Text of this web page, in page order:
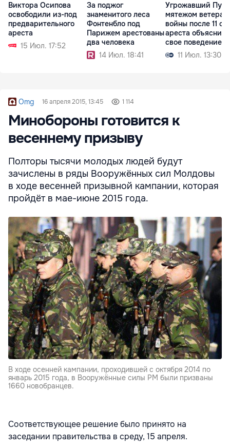
Виктора Осипова
освободили из-под
предварительного
ареста
15 Июл. 17:52
За поджог
знаменитого леса
Фонтенбло под
Парижем арестованы
два человека
14 Июл. 18:41
Угрожавший
мятежом ветеран
войны после 11
ареста объяснил
свое поведение
11 Июл. 13:30
Omg 16 апреля 2015, 13:45 1 114
Минобороны готовится к
весеннему призыву
Полторы тысячи молодых людей будут
зачислены в ряды Вооружённых сил Молдовы
в ходе весенней призывной кампании, которая
пройдёт в мае-июне 2015 года.
В ходе осенней кампании, проходившей с октября 2014 по
январь 2015 года, в Вооружённые силы РМ были призваны
1660 новобранцев.
Соответствующее решение было принято на
заседании правительства в среду, 15 апреля.